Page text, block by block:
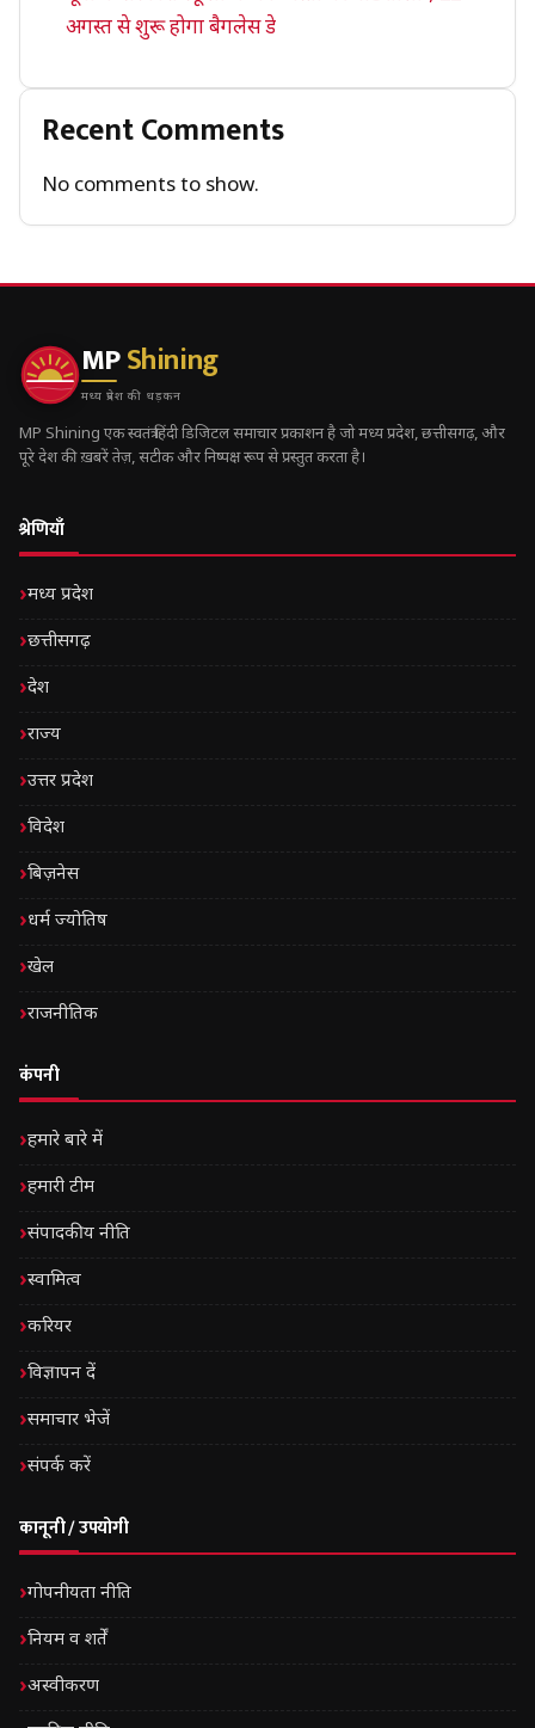
अगस्त से शुरू होगा बैगलेस डे
Recent Comments
No comments to show.
MPShining
मध्य प्रदेश की धड़कन
MP Shining एक स्वतंत्र हिंदी डिजिटल समाचार प्रकाशन है जो मध्य प्रदेश, छत्तीसगढ़, और
पूरे देश की ख़बरें तेज़, सटीक और निष्पक्ष रूप से प्रस्तुत करता है।
श्रेणियाँ
मध्य प्रदेश
छत्तीसगढ़
देश
राज्य
उत्तर प्रदेश
विदेश
बिज़नेस
धर्म ज्योतिष
खेल
राजनीतिक
कंपनी
हमारे बारे में
हमारी टीम
संपादकीय नीति
स्वामित्व
करियर
विज्ञापन दें
समाचार भेजें
संपर्क करें
कानूनी / उपयोगी
गोपनीयता नीति
नियम व शर्तें
अस्वीकरण